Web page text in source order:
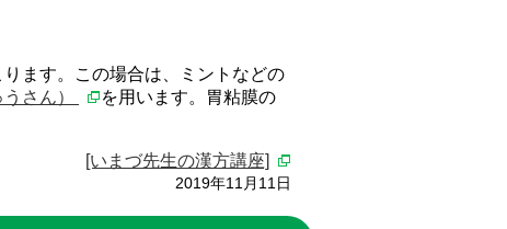
ます。この場合は、ミントなどの
さん）
を用います。胃粘膜の
[いまづ先生の漢方講座]
2019年11月11日